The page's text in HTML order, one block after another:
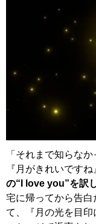
「それまで知らな
『月がきれいですね
の“I love you”を訳
宅に帰ってから告
て、『月の光を目印